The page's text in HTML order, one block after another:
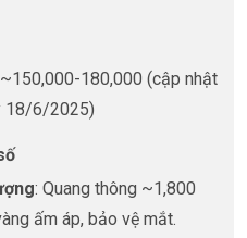
180,000 (cập nhật
18/6/2025)
: Quang thông ~1,800
ấm áp, bảo vệ mắt.